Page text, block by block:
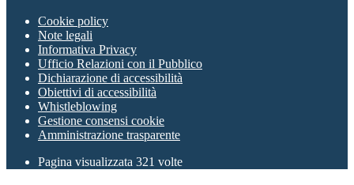
Cookie policy
Note legali
Informativa Privacy
Ufficio Relazioni con il Pubblico
Dichiarazione di accessibilità
Obiettivi di accessibilità
Whistleblowing
Gestione consensi cookie
Amministrazione trasparente
Pagina visualizzata 321 volte